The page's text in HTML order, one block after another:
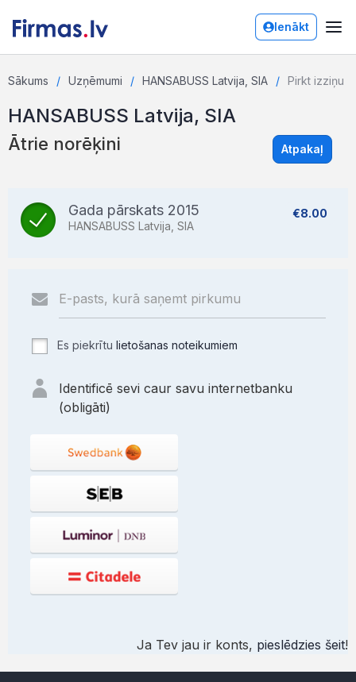
Ienākt
Sākums Uzņēmumi HANSABUSS Latvija, SIA Pirkt izziņu
HANSABUSS Latvija, SIA
Ātrie norēķini Atpakaļ
Gada pārskats 2015
HANSABUSS Latvija, SIA
€8.00
Es piekrītu lietošanas noteikumiem
Identificē sevi caur savu internetbanku
(obligāti)
Ja Tev jau ir konts, pieslēdzies šeit!